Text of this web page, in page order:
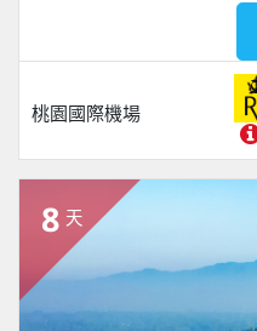
桃園國際機場
8 天